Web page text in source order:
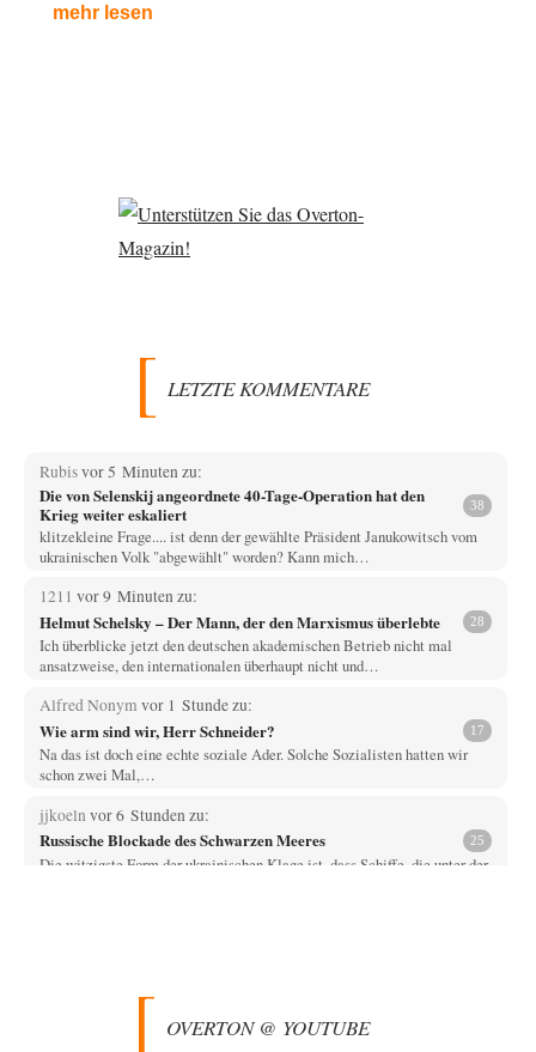
mehr lesen
LETZTE KOMMENTARE
Rubisvor 5 Minuten zu:
Die von Selenskij angeordnete 40-Tage-Operation hat den
Krieg weiter eskaliert
38
klitzekleine Frage.... ist denn der gewählte Präsident Janukowitsch vom
ukrainischen Volk "abgewählt" worden? Kann mich…
1211 vor 9 Minuten zu:
Helmut Schelsky – Der Mann, der den Marxismus überlebte 28
Ich überblicke jetzt den deutschen akademischen Betrieb nicht mal
ansatzweise, den internationalen überhaupt nicht und…
Alfred Nonym vor 1 Stunde zu:
Wie arm sind wir, Herr Schneider? 17
Na das ist doch eine echte soziale Ader. Solche Sozialisten hatten wir
schon zwei Mal,…
jjkoeln vor 6 Stunden zu:
Russische Blockade des Schwarzen Meeres 25
Die witzigste Form der ukrainischen Klage ist, dass Schiffe, die unter der
Deutungshoheit. In…
DIRTY OPERATING SYSTEM vor 10 Stunden zu:
OVERTON @ YOUTUBE